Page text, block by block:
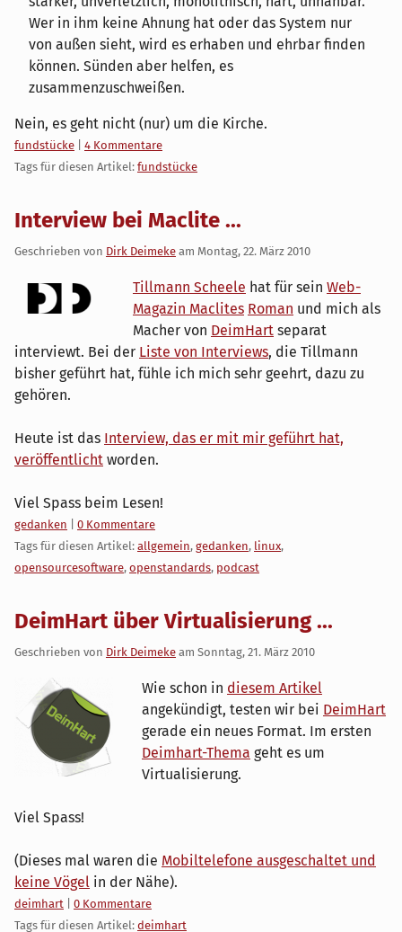
Wer in ihm keine Ahnung hat oder das System nur
von außen sieht, wird es erhaben und ehrbar finden
können. Sünden aber helfen, es
zusammenzuschweißen.
Nein, es geht nicht (nur) um die Kirche.
Kategorien:
fundstücke
4 Kommentare
Tags für diesen Artikel: fundstücke
Interview bei Maclite ...
Geschrieben von Dirk Deimeke am Montag, 22. März 2010
Tillmann Scheele hat für sein Web-
Magazin Maclites Roman und mich als
Macher von DeimHart separat
interviewt. Bei der Liste von Interviews, die Tillmann
bisher geführt hat, fühle ich mich sehr geehrt, dazu zu
gehören.
Heute ist das Interview, das er mit mir geführt hat,
veröffentlicht worden.
Viel Spass beim Lesen!
Kategorien:
gedanken
0 Kommentare
Tags für diesen Artikel: allgemein, gedanken, linux,
opensourcesoftware, openstandards, podcast
DeimHart über Virtualisierung ...
Geschrieben von Dirk Deimeke am Sonntag, 21. März 2010
Wie schon in diesem Artikel
angekündigt, testen wir bei DeimHart
gerade ein neues Format. Im ersten
Deimhart-Thema geht es um
Virtualisierung.
Viel Spass!
(Dieses mal waren die Mobiltelefone ausgeschaltet und
keine Vögel in der Nähe).
Kategorien:
deimhart
0 Kommentare
Tags für diesen Artikel: deimhart